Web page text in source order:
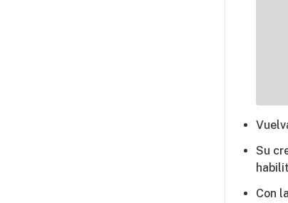
Su
Con